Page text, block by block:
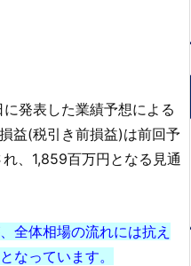
発表した業績予想による
益(税引き前損益)は前回予
、1,859百万円となる見通
全体相場の流れには抗え
なっています。